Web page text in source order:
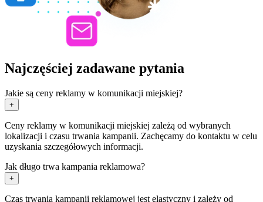
Najczęściej zadawane pytania
Jakie są ceny reklamy w komunikacji miejskiej?
+
Ceny reklamy w komunikacji miejskiej zależą od wybranych
lokalizacji i czasu trwania kampanii. Zachęcamy do kontaktu w celu
uzyskania szczegółowych informacji.
Jak długo trwa kampania reklamowa?
+
Czas trwania kampanii reklamowej jest elastyczny i zależy od